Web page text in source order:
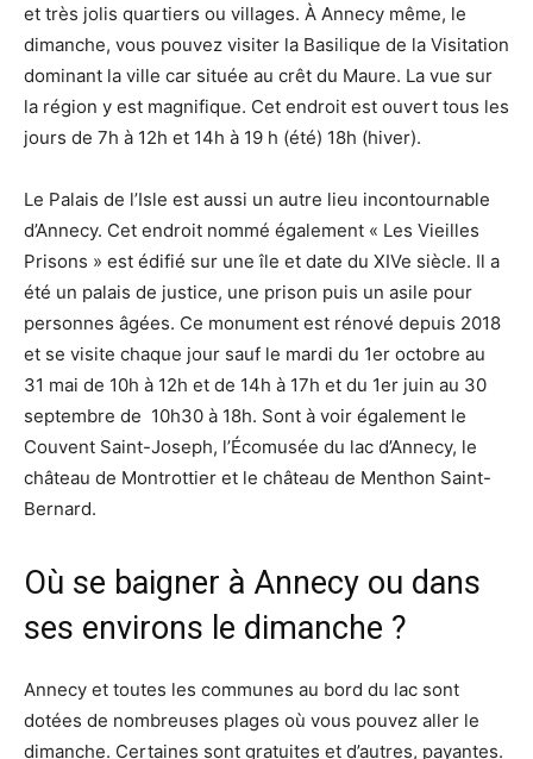
et très jolis quartiers ou villages. À Annecy même, le
dimanche, vous pouvez visiter la Basilique de la Visitation
dominant la ville car située au crêt du Maure. La vue sur
la région y est magnifique. Cet endroit est ouvert tous les
jours de 7h à 12h et 14h à 19 h (été) 18h (hiver).
Le Palais de l’Isle est aussi un autre lieu incontournable
d’Annecy. Cet endroit nommé également « Les Vieilles
Prisons » est édifié sur une île et date du XIVe siècle. Il a
été un palais de justice, une prison puis un asile pour
personnes âgées. Ce monument est rénové depuis 2018
et se visite chaque jour sauf le mardi du 1er octobre au
31 mai de 10h à 12h et de 14h à 17h et du 1er juin au 30
septembre de 10h30 à 18h. Sont à voir également le
Couvent Saint-Joseph, l’Écomusée du lac d’Annecy, le
château de Montrottier et le château de Menthon Saint-
Bernard.
Où se baigner à Annecy ou dans
ses environs le dimanche ?
Annecy et toutes les communes au bord du lac sont
dotées de nombreuses plages où vous pouvez aller le
dimanche. Certaines sont gratuites et d’autres, payantes.